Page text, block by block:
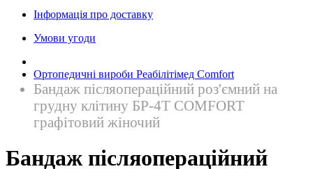
Інформація про доставку
Умови угоди
Ортопедичні вироби Реабілітімед Comfort
Бандаж післяопераційний роз'ємний на
грудну клітину БР-4Т COMFORT
графітовий жіночий
Бандаж післяопераційний